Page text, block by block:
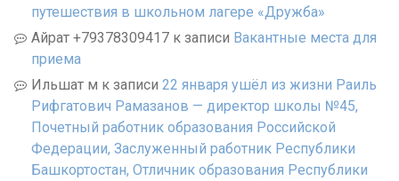
путешествия в школьном лагере «Дружба»
Айрат +79378309417 к записи Вакантные места для
приема
Ильшат м к записи 22 января ушёл из жизни Раиль
Рифгатович Рамазанов — директор школы №45,
Почетный работник образования Российской
Федерации, Заслуженный работник Республики
Башкортостан, Отличник образования Республики